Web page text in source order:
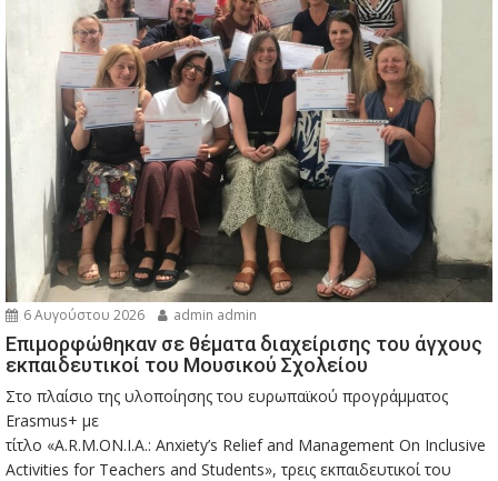
6 Αυγούστου 2026 admin admin
Eπιμορφώθηκαν σε θέματα διαχείρισης του άγχους
εκπαιδευτικοί του Μουσικού Σχολείου
Στο πλαίσιο της υλοποίησης του ευρωπαϊκού προγράμματος
Erasmus+ με
τίτλο «A.R.M.ON.I.A.: Anxiety’s Relief and Management On Inclusive
Activities for Teachers and Students», τρεις εκπαιδευτικοί του